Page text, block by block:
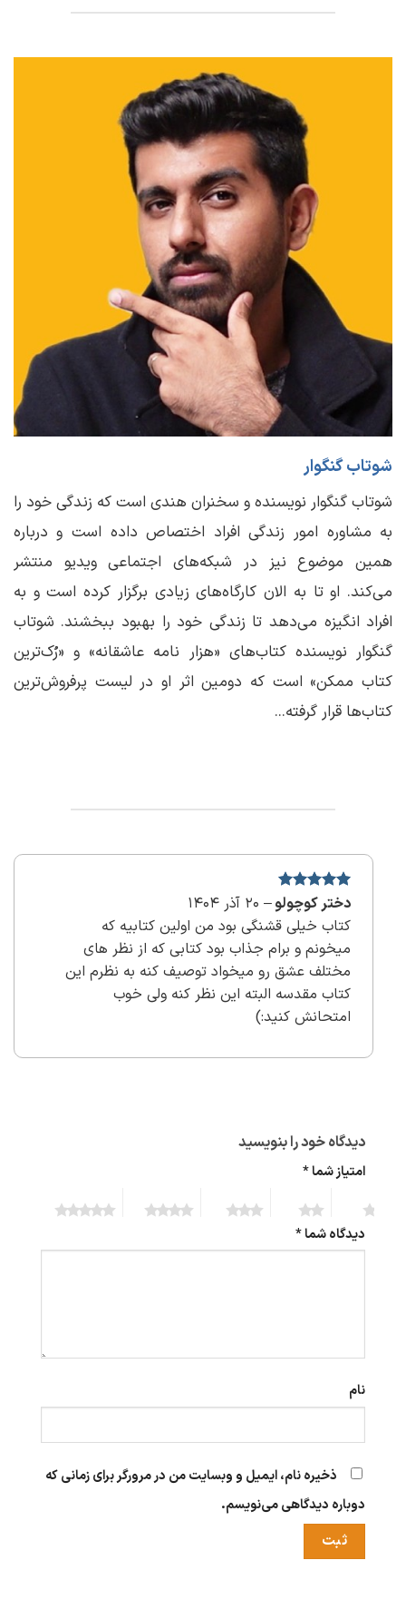
شوتاب گنگوار
شوتاب گنگوار نویسنده و سخنران هندی است که زندگی خود را
به مشاوره امور زندگی افراد اختصاص داده است و درباره
همین موضوع نیز در شبکه‌های اجتماعی ویدیو منتشر
می‌کند. او تا به الان کارگاه‌های زیادی برگزار کرده است و به
افراد انگیزه می‌دهد تا زندگی خود را بهبود ببخشند. شوتاب
گنگوار نویسنده کتاب‌های «هزار نامه عاشقانه» و «رُک‌ترین
کتاب ممکن» است که دومین اثر او در لیست پرفروش‌ترین
کتاب‌ها قرار گرفته...
نمره5از
دختر کوچولو– 20 آذر 1404
کتاب خیلی قشنگی بود من اولین کتابیه که
میخونم و برام جذاب بود کتابی که از نظر های
مختلف عشق رو میخواد توصیف کنه به نظرم این
کتاب مقدسه البته این نظر کنه ولی خوب
امتحانش کنید:)
دیدگاه خود را بنویسید
امتیاز شما*
دیدگاه شما*
نام
ذخیره نام، ایمیل و وبسایت من در مرورگر برای زمانی که
دوباره دیدگاهی می‌نویسم.